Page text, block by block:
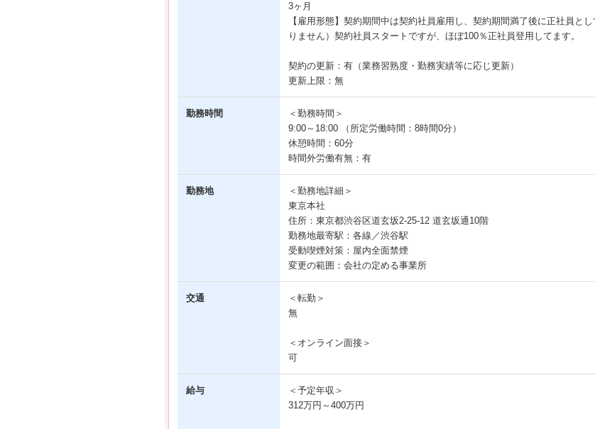
3ヶ月
【雇用形態】契約期間中は契約社員雇用し、契約期間満了後に正社員と
りません）契約社員スタートですが、ほぼ100％正社員登用してます。
契約の更新：有（業務習熟度・勤務実績等に応じ更新）
更新上限：無
勤務時間
＜勤務時間＞
9:00～18:00 （所定労働時間：8時間0分）
休憩時間：60分
時間外労働有無：有
勤務地
＜勤務地詳細＞
東京本社
住所：東京都渋谷区道玄坂2-25-12 道玄坂通10階
勤務地最寄駅：各線／渋谷駅
受動喫煙対策：屋内全面禁煙
変更の範囲：会社の定める事業所
交通
＜転勤＞
無
＜オンライン面接＞
可
給与
＜予定年収＞
312万円～400万円